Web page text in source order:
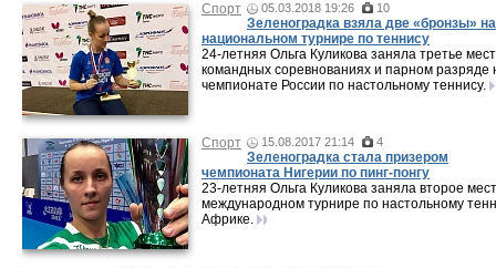
Спорт 05.03.2018 19:26 10
Зеленоградка взяла две «бронзы» на
национальном турнире по теннису
24-летняя Ольга Куликова заняла третье
командных соревнованиях и парном разряде
чемпионате России по настольному теннису.
Спорт 15.08.2017 21:14 4
Зеленоградка стала призером
чемпионата Нигерии по пинг-понгу
23-летняя Ольга Куликова заняла второе
международном турнире по настольному
Африке.